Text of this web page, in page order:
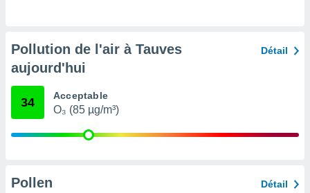
ou
de la
Pollution de l'air à Tauves
aujourd'hui
Détail
34 Acceptable
O₃ (85 µg/m³)
Pollen Détail